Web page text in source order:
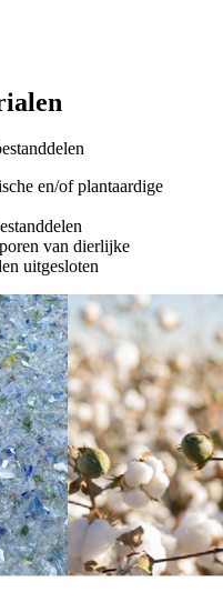
en/of plantaardige
van dierlijke
uitgesloten